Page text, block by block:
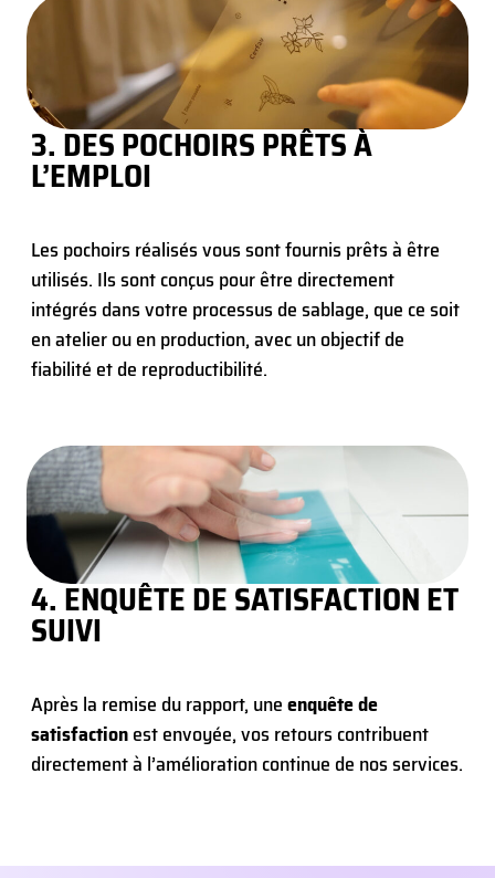
3. DES POCHOIRS PRÊTS À
L’EMPLOI
Les pochoirs réalisés vous sont fournis prêts à être
utilisés. Ils sont conçus pour être directement
intégrés dans votre processus de sablage, que ce soit
en atelier ou en production, avec un objectif de
fiabilité et de reproductibilité.
4. ENQUÊTE DE SATISFACTION ET
SUIVI
Après la remise du rapport, uneenquête de
satisfactionest envoyée, vos retours contribuent
directement à l’amélioration continue de nos services.